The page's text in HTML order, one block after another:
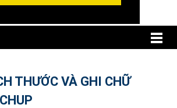
THƯỚC VÀ GHI CHỮ